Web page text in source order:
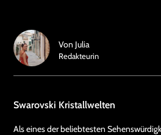
Swarovski Kristallwelten
Als eines der beliebtesten
Von Julia
Redakteurin